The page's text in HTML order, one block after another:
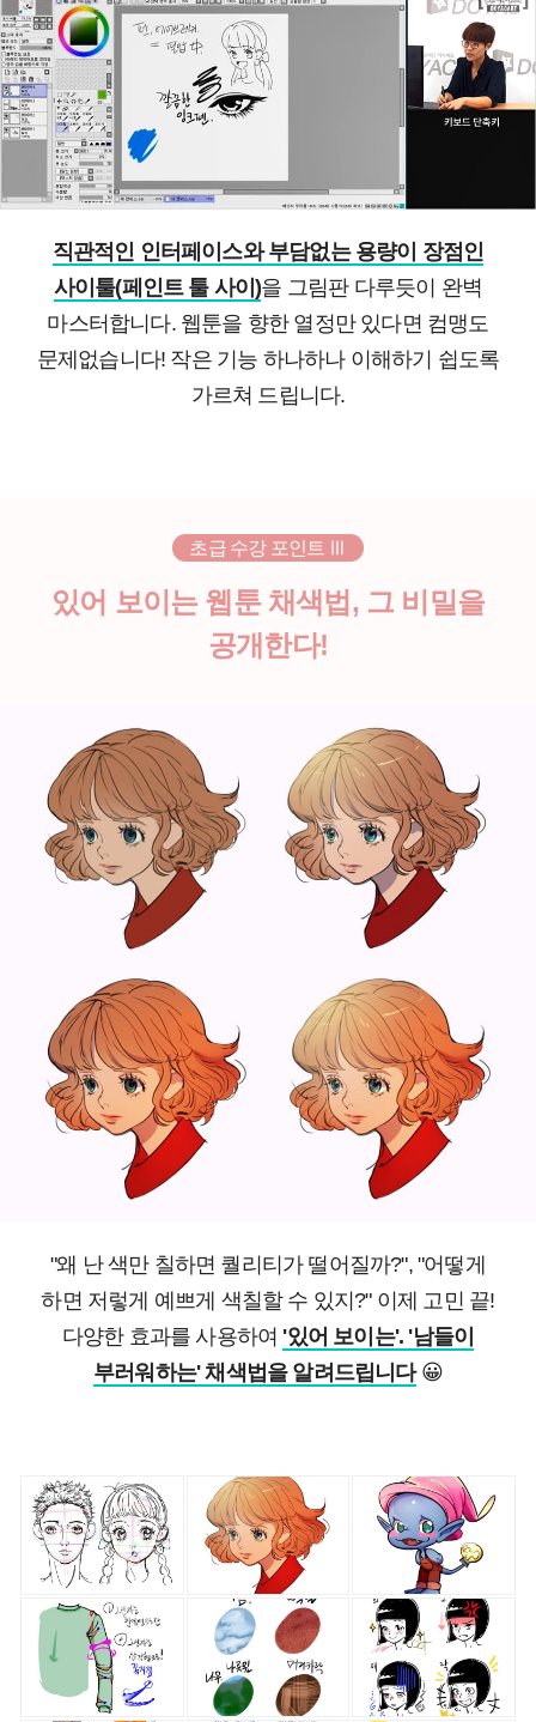
직관적인 인터페이스와 부담없는 용량이 장점인
사이툴(페인트 툴 사이)을 그림판 다루듯이 완벽
마스터합니다. 웹툰을 향한 열정만 있다면 컴맹도
문제없습니다! 작은 기능 하나하나 이해하기 쉽도록
가르쳐 드립니다.
초급 수강 포인트 Ⅲ
있어 보이는 웹툰 채색법, 그 비밀을
공개한다!
"왜 난 색만 칠하면 퀄리티가 떨어질까?", "어떻게
하면 저렇게 예쁘게 색칠할 수 있지?" 이제 고민 끝!
다양한 효과를 사용하여 '있어 보이는'. '남들이
부러워하는' 채색법을 알려드립니다 😀